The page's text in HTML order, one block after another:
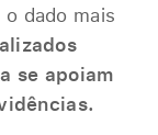
o dado mais
se apoiam